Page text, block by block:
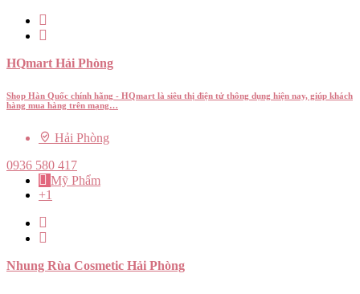
HQmart Hải Phòng
Shop Hàn Quốc chính hãng - HQmart là siêu thị điện tử thông dụng hiện nay, giúp khách
hàng mua hàng trên mạng…
Hải Phòng
0936 580 417
Mỹ Phẩm
+1
Nhung Rùa Cosmetic Hải Phòng